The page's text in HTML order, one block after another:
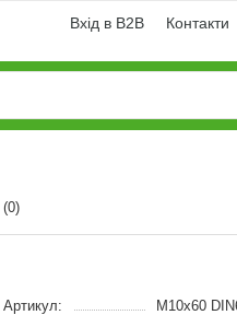
Вхід в B2B Контакти
(0)
Артикул:
M10x60